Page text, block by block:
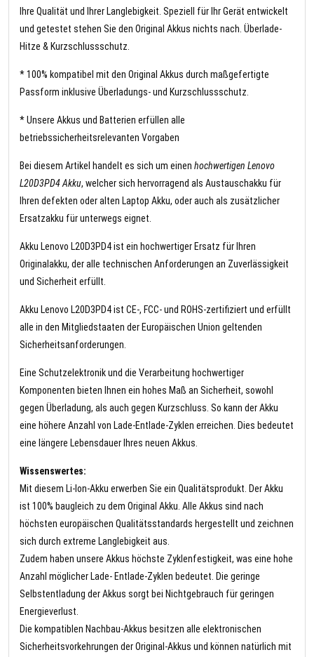
Ihre Qualität und Ihrer Langlebigkeit. Speziell für Ihr Gerät entwickelt
und getestet stehen Sie den Original Akkus nichts nach. Überlade-
Hitze & Kurzschlussschutz.
* 100% kompatibel mit den Original Akkus durch maßgefertigte
Passform inklusive Überladungs- und Kurzschlussschutz.
* Unsere Akkus und Batterien erfüllen alle
betriebssicherheitsrelevanten Vorgaben
Bei diesem Artikel handelt es sich um einen hochwertigen Lenovo
L20D3PD4 Akku, welcher sich hervorragend als Austauschakku für
Ihren defekten oder alten Laptop Akku, oder auch als zusätzlicher
Ersatzakku für unterwegs eignet.
Akku Lenovo L20D3PD4 ist ein hochwertiger Ersatz für Ihren
Originalakku, der alle technischen Anforderungen an Zuverlässigkeit
und Sicherheit erfüllt.
Akku Lenovo L20D3PD4 ist CE-, FCC- und ROHS-zertifiziert und erfüllt
alle in den Mitgliedstaaten der Europäischen Union geltenden
Sicherheitsanforderungen.
Eine Schutzelektronik und die Verarbeitung hochwertiger
Komponenten bieten Ihnen ein hohes Maß an Sicherheit, sowohl
gegen Überladung, als auch gegen Kurzschluss. So kann der Akku
eine höhere Anzahl von Lade-Entlade-Zyklen erreichen. Dies bedeutet
eine längere Lebensdauer Ihres neuen Akkus.
Wissenswertes:
Mit diesem Li-Ion-Akku erwerben Sie ein Qualitätsprodukt. Der Akku
ist 100% baugleich zu dem Original Akku. Alle Akkus sind nach
höchsten europäischen Qualitätsstandards hergestellt und zeichnen
sich durch extreme Langlebigkeit aus.
Zudem haben unsere Akkus höchste Zyklenfestigkeit, was eine hohe
Anzahl möglicher Lade- Entlade-Zyklen bedeutet. Die geringe
Selbstentladung der Akkus sorgt bei Nichtgebrauch für geringen
Energieverlust.
Die kompatiblen Nachbau-Akkus besitzen alle elektronischen
Sicherheitsvorkehrungen der Original-Akkus und können natürlich mit